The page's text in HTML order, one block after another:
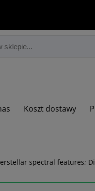
Koszt dostawy
spectral features;